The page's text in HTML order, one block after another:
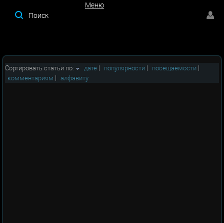
Меню
Сортировать статьи по: дате | популярности | посещаемости |
комментариям | алфавиту